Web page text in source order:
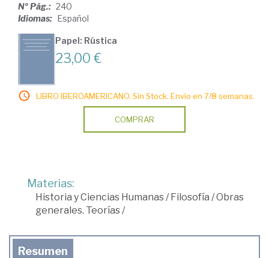
Nº Pág.: 240
Idiomas: Español
Papel: Rústica
23,00 €
LIBRO IBEROAMERICANO. Sin Stock. Envío en 7/8 semanas.
COMPRAR
Materias:
Historia y Ciencias Humanas /Filosofía /Obras
generales. Teorías /
Resumen